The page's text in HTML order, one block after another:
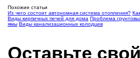
Похожие статьи
Из чего состоит автономная система отопления?
Виды кирпичных печей для дома Проблема
ямы Виды канализационных колодцев
Оставьте